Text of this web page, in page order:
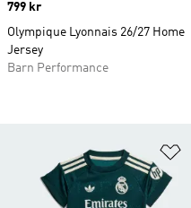
Price
799 kr
Olympique Lyonnais 26/27 Home
Jersey
Barn Performance